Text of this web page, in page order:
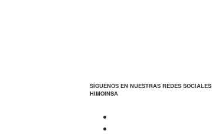
SÍGUENOS EN NUESTRAS REDES SOCIALES
HIMOINSA